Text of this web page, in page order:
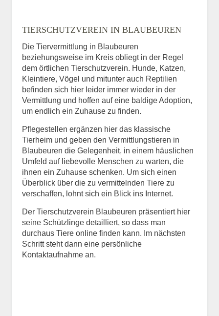
TIERSCHUTZVEREIN IN BLAUBEUREN
Die Tiervermittlung in Blaubeuren
beziehungsweise im Kreis obliegt in der Regel
dem örtlichen Tierschutzverein. Hunde, Katzen,
Kleintiere, Vögel und mitunter auch Reptilien
befinden sich hier leider immer wieder in der
Vermittlung und hoffen auf eine baldige Adoption,
um endlich ein Zuhause zu finden.
Pflegestellen ergänzen hier das klassische
Tierheim und geben den Vermittlungstieren in
Blaubeuren die Gelegenheit, in einem häuslichen
Umfeld auf liebevolle Menschen zu warten, die
ihnen ein Zuhause schenken. Um sich einen
Überblick über die zu vermittelnden Tiere zu
verschaffen, lohnt sich ein Blick ins Internet.
Der Tierschutzverein Blaubeuren präsentiert hier
seine Schützlinge detailliert, so dass man
durchaus Tiere online finden kann. Im nächsten
Schritt steht dann eine persönliche
Kontaktaufnahme an.